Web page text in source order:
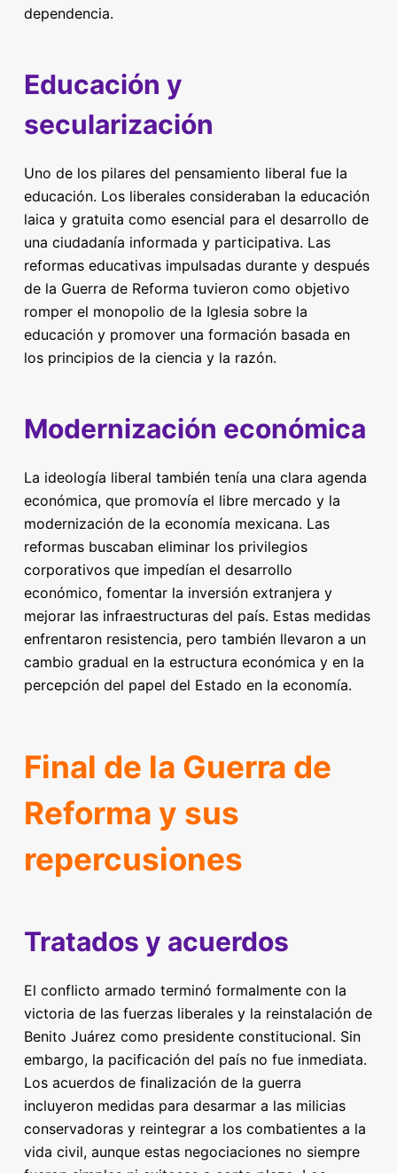
dependencia.
Educación y
secularización
Uno de los pilares del pensamiento liberal fue la
educación. Los liberales consideraban la educación
laica y gratuita como esencial para el desarrollo de
una ciudadanía informada y participativa. Las
reformas educativas impulsadas durante y después
de la Guerra de Reforma tuvieron como objetivo
romper el monopolio de la Iglesia sobre la
educación y promover una formación basada en
los principios de la ciencia y la razón.
Modernización económica
La ideología liberal también tenía una clara agenda
económica, que promovía el libre mercado y la
modernización de la economía mexicana. Las
reformas buscaban eliminar los privilegios
corporativos que impedían el desarrollo
económico, fomentar la inversión extranjera y
mejorar las infraestructuras del país. Estas medidas
enfrentaron resistencia, pero también llevaron a un
cambio gradual en la estructura económica y en la
percepción del papel del Estado en la economía.
Final de la Guerra de
Reforma y sus
repercusiones
Tratados y acuerdos
El conflicto armado terminó formalmente con la
victoria de las fuerzas liberales y la reinstalación de
Benito Juárez como presidente constitucional. Sin
embargo, la pacificación del país no fue inmediata.
Los acuerdos de finalización de la guerra
incluyeron medidas para desarmar a las milicias
conservadoras y reintegrar a los combatientes a la
vida civil, aunque estas negociaciones no siempre